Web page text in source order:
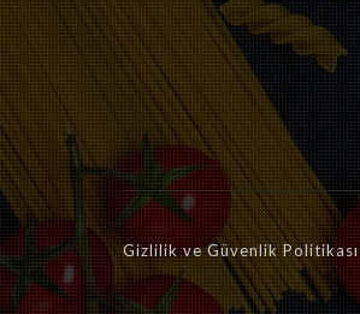
Gizlilik ve Güvenlik Politikası